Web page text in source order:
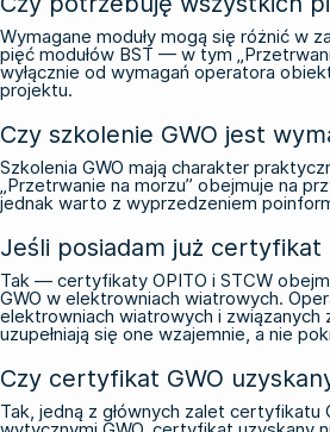
Wymagane moduły mogą się różnić w
pięć modułów BST — w tym
wyłącznie od wymagań operatora
projektu.
Czy szkolenie GWO jest
Szkolenia GWO mają charakter
„Przetrwanie na morzu” obejmuje na
jednak warto z wyprzedzeniem
Jeśli posiadam już certyfikat
Tak — certyfikaty OPITO i STCW
GWO w elektrowniach wiatrowych.
elektrowniach wiatrowych i
uzupełniają się one wzajemnie, a nie
Czy certyfikat GWO
Tak, jedną z głównych zalet